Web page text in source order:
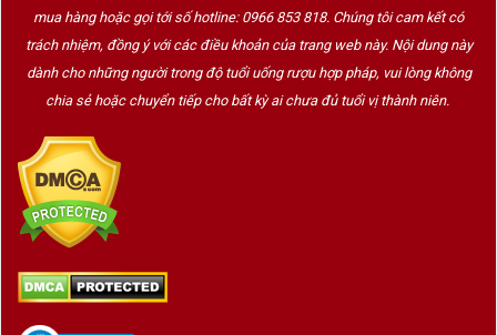
Cho đến đầu những năm 1970, Marlborough vẫn chưa được
xem là vùng sản xuất rượu vang quan trọng. Các nhà làm
vang khi đó chủ yếu tập trung tại đảo Bắc của New Zealand.
mua hàng hoặc gọi tới số hotline: 0966 853 818. Chúng tôi cam kết có
trách nhiệm, đồng ý với các điều khoản của trang web này. Nội dung này
dành cho những người trong độ tuổi uống rượu hợp pháp, vui lòng không
chia sẻ hoặc chuyển tiếp cho bất kỳ ai chưa đủ tuổi vị thành niên.